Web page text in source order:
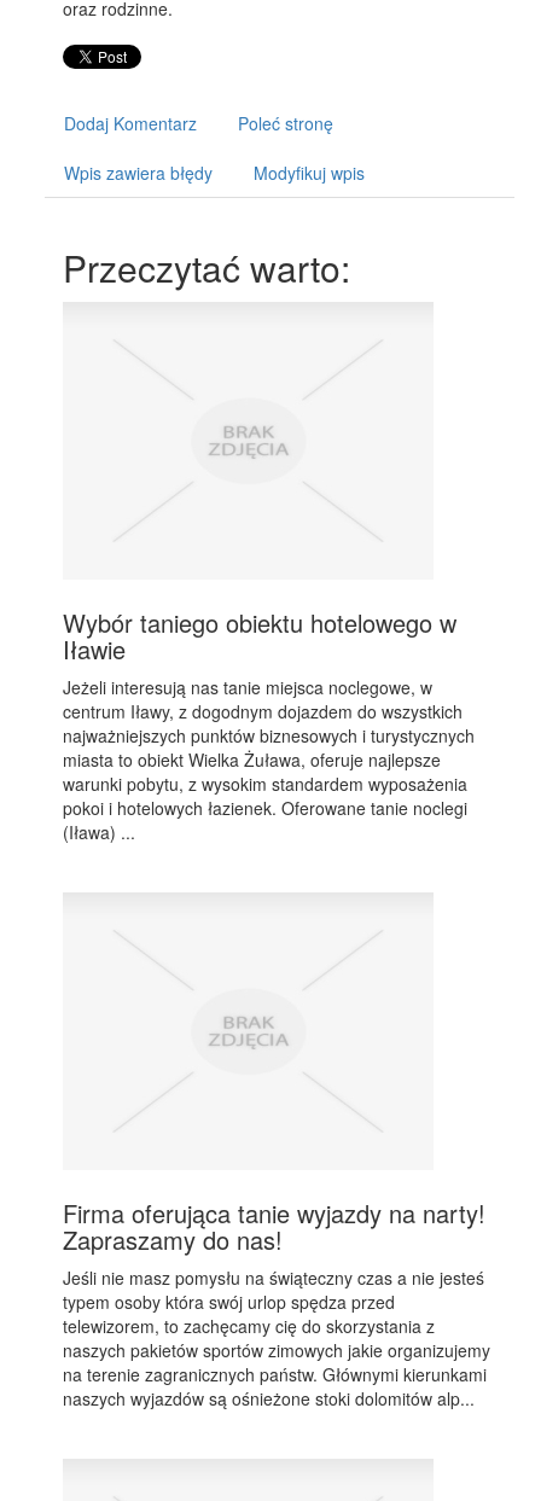
oraz rodzinne.
Dodaj Komentarz Poleć stronę
Wpis zawiera błędy Modyfikuj wpis
Przeczytać warto:
Wybór taniego obiektu hotelowego w
Iławie
Jeżeli interesują nas tanie miejsca noclegowe, w
centrum Iławy, z dogodnym dojazdem do wszystkich
najważniejszych punktów biznesowych i turystycznych
miasta to obiekt Wielka Żuława, oferuje najlepsze
warunki pobytu, z wysokim standardem wyposażenia
pokoi i hotelowych łazienek. Oferowane tanie noclegi
(Iława) ...
Firma oferująca tanie wyjazdy na narty!
Zapraszamy do nas!
Jeśli nie masz pomysłu na świąteczny czas a nie jesteś
typem osoby która swój urlop spędza przed
telewizorem, to zachęcamy cię do skorzystania z
naszych pakietów sportów zimowych jakie organizujemy
na terenie zagranicznych państw. Głównymi kierunkami
naszych wyjazdów są ośnieżone stoki dolomitów alp...